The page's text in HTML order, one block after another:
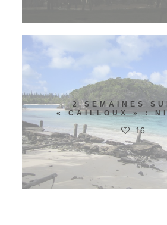
2 SEMAINES
« CAILLOUX » :
16